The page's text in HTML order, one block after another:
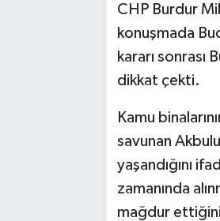
CHP Burdur
konuşmada
kararı sonrası
dikkat çekti.
Kamu
savunan
yaşandığını
zamanında
mağdur